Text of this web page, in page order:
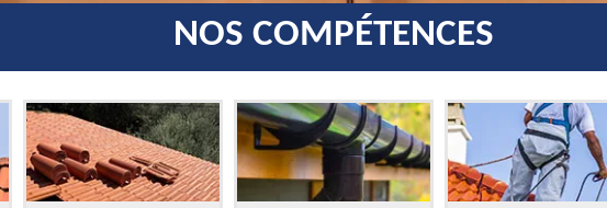
NOS COMPÉTENCES